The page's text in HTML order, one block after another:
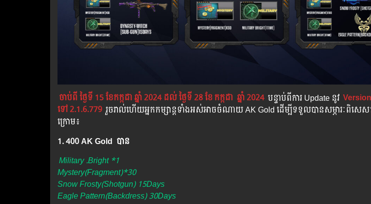
ចាប់ពី ថ្ងៃទី 15 ខែកក្កដា ឆ្នាំ 2024 ដល់ ថ្ងៃទី 28 ខែកក្កដា ឆ្នាំ 2024 បន្ទាប់​​ពី​​ការ ​Update ​នូវ​
ទៅ​ 2.1.6.779 រួចរាល់ហើយអ្នកកម្សាន្ដទាំងអស់អាចចំណាយ AK Gold ដើម្បីទទួលបានសម្ភារៈពិសេ
ក្រោម៖
1. 400 AK Gold បាន
Military .Bright *1
Mystery(Fragment)*30
Snow Frosty(Shotgun) 15Days
Eagle Pattern(Backdress) 30Days